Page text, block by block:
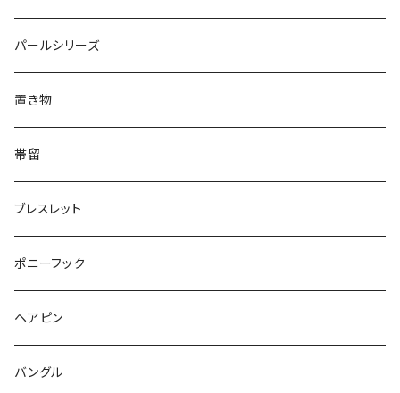
リング
Square
てんとう虫
pattern
Square
Bubble
Animal
鳥
Triangle
食品
Animal
うさぎ
パンダ
ハムスター
鏡
Pattern
マーメイド
雲
月
惑星
唐津土
犬
クジラ
くま
コアラ
鏡
Pattern
house
bag
フルーツ
さくらんぼ
レモン
てんとう虫
野菜
てんとう虫
Food
Pattern
ガラス
カメラ
リボン
ラリエット
Round
てんとう虫
animal
lip
フルーツ
パン
ガラス
パールシリーズ
置き物
帯留
ブレスレット
ポニーフック
ヘアピン
バングル